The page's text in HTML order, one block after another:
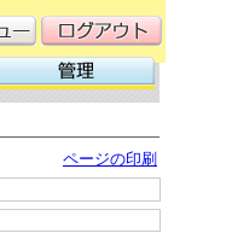
ページの印刷